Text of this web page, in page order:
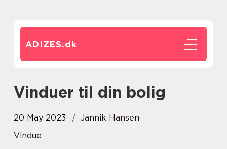
ADIZES.dk
Vinduer til din bolig
20 May 2023
Jannik Hansen
Vindue